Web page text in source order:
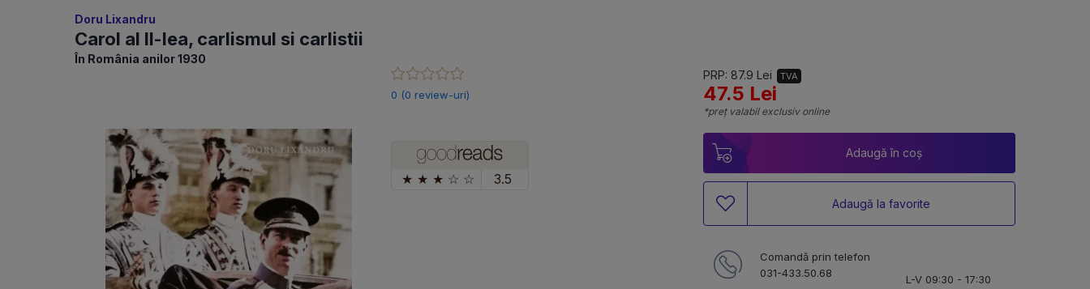
Doru Lixandru
Carol al II-lea, carlismul si carlistii
În România anilor 1930
0 (0 review-uri)
PRP: 87.9 Lei TVA
47.5 Lei
*preț valabil exclusiv online
★ ★ ★ ☆ ☆ 3.5
Adaugă în coș
Adaugă la favorite
Comandă prin telefon
031-433.50.68
L-V 09:30 - 17:30